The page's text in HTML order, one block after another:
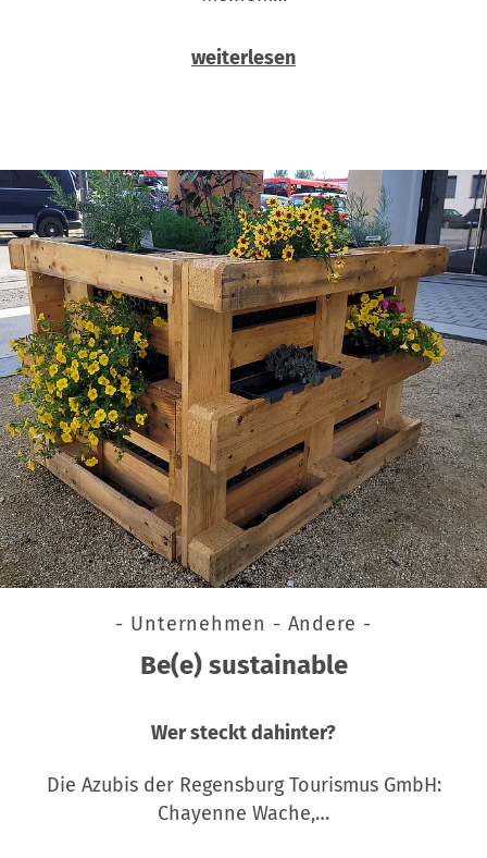
weiterlesen
- Unternehmen - Andere -
Be(e) sustainable
Wer steckt dahinter?
Die Azubis der Regensburg Tourismus GmbH:
Chayenne Wache,…